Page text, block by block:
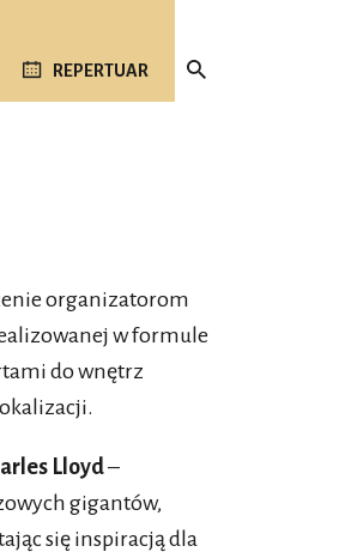
REPERTUAR
organizatorom
w formule
do wnętrz
Lloyd–
gigantów,
się inspiracją dla